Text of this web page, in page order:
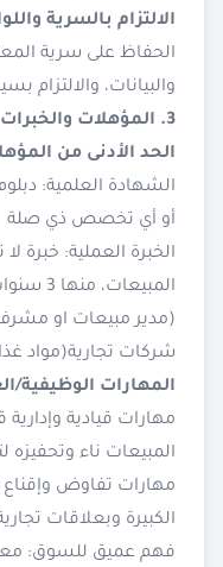
الالتزام بالسرية
الحفاظ على سرية
والبيانات، والالتزام
3. المؤهلات والخبرات المطلوبة:
الحد الأدنى من
الشهادة العلمية:
أو أي تخصص ذي صلة
(مدير مبيعات او
شركات تجارية(مواد
المهارات الوظيفية/
مهارات قيادية
المبيعات ناء وتحفيزه
مهارات تفاوض وإقناع
الكبيرة وبعلاقات
فهم عميق للسوق: